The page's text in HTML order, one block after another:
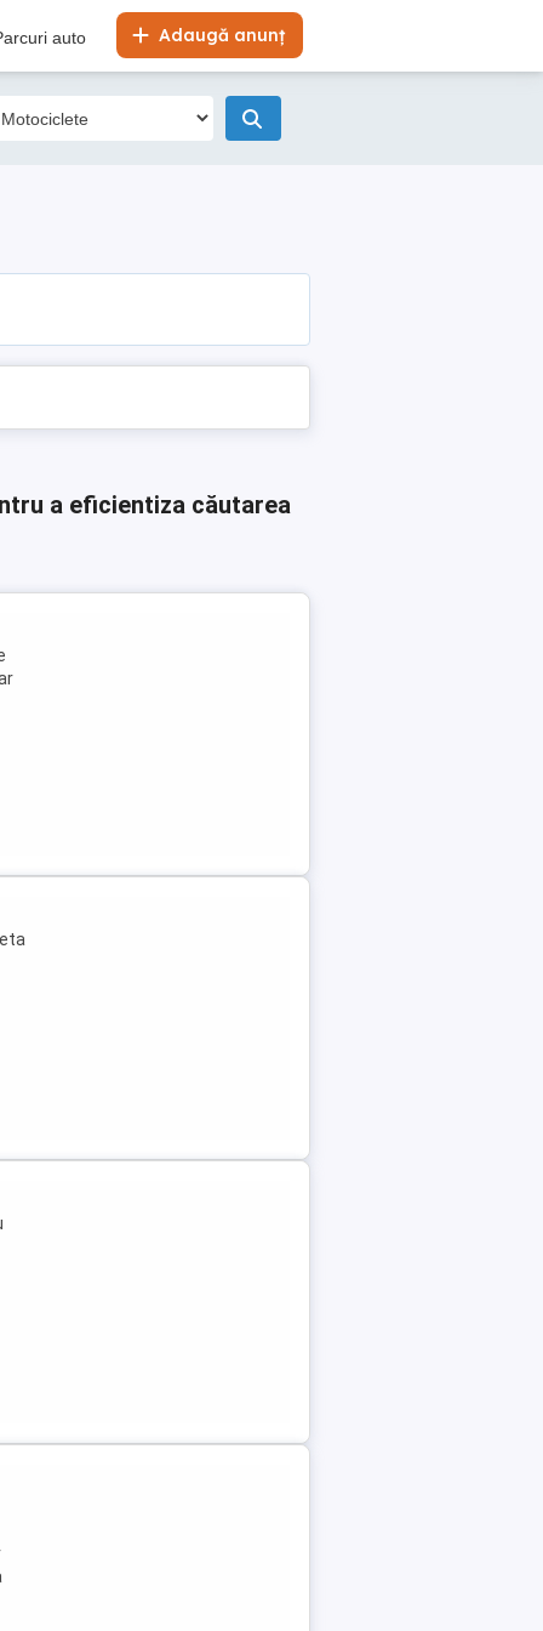
Adaugă anunț
auto
a eficientiza căutarea